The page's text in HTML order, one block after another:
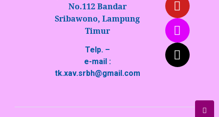
No.112 Bandar
Sribawono, Lampung
Timur
Telp. –
e-mail :
tk.xav.srbh@gmail.com